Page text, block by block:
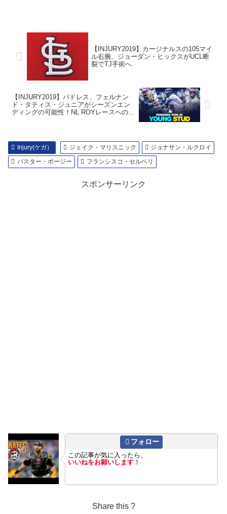
【INJURY2019】カージナルスの105マイ
ル右腕、ジョーダン・ヒックスがUCL断
裂でTJ手術へ
【INJURY2019】パドレス、フェルナン
ド・タティス・ジュニアがシーズンエン
ディングの可能性！NL ROYレースへの影
Injury(ケガ） ジェイク・マリスニック
ジョナサン・ルクロイ
バスター・ポージー
フランシスコ・セルベリ
スポンサーリンク
フォロー
この記事が気に入ったら、
いいねをお願いします ！
Share this ?